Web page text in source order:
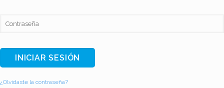
¿Olvidaste la contraseña?